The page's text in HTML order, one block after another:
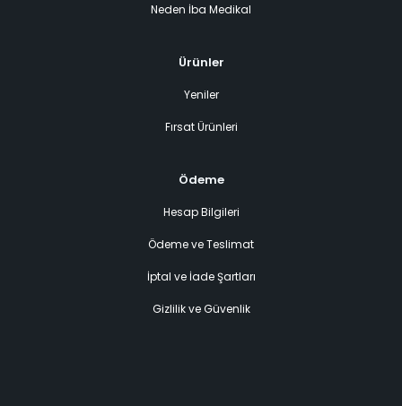
Neden İba Medikal
Ürünler
Yeniler
Fırsat Ürünleri
Ödeme
Hesap Bilgileri
Ödeme ve Teslimat
İptal ve İade Şartları
Gizlilik ve Güvenlik